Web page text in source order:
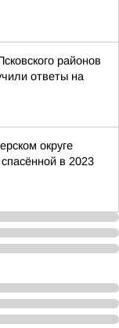
районов
ответы на
округе
в 2023